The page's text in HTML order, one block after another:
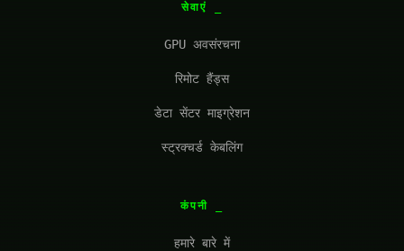
सेवाएं
GPU अवसंरचना
रिमोट हैंड्स
डेटा सेंटर माइग्रेशन
स्ट्रक्चर्ड केबलिंग
कंपनी
हमारे बारे में